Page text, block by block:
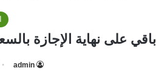
على نهاية الإجازة
admin